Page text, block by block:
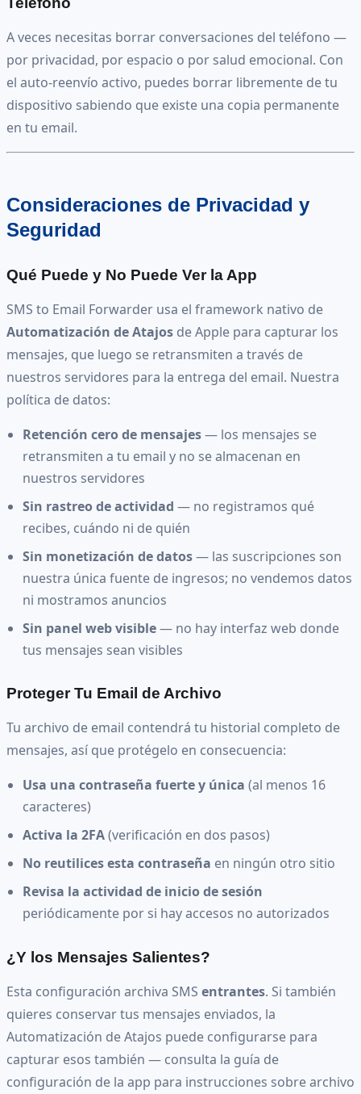
A veces necesitas borrar conversaciones del teléfono —
por privacidad, por espacio o por salud emocional. Con
el auto-reenvío activo, puedes borrar libremente de tu
dispositivo sabiendo que existe una copia permanente
en tu email.
Consideraciones de Privacidad y
Seguridad
Qué Puede y No Puede Ver la App
SMS to Email Forwarder usa el framework nativo de
Automatización de Atajos de Apple para capturar los
mensajes, que luego se retransmiten a través de
nuestros servidores para la entrega del email. Nuestra
política de datos:
Retención cero de mensajes— los mensajes se
retransmiten a tu email y no se almacenan en
nuestros servidores
Sin rastreo de actividad — no registramos qué
recibes, cuándo ni de quién
Sin monetización de datos— las suscripciones son
nuestra única fuente de ingresos; no vendemos datos
ni mostramos anuncios
Sin panel web visible— no hay interfaz web donde
tus mensajes sean visibles
Proteger Tu Email de Archivo
Tu archivo de email contendrá tu historial completo de
mensajes, así que protégelo en consecuencia:
Usa una contraseña fuerte y única (al menos 16
caracteres)
Activa la 2FA(verificación en dos pasos)
No reutilices esta contraseña en ningún otro sitio
Revisa la actividad de inicio de sesión
periódicamente por si hay accesos no autorizados
¿Y los Mensajes Salientes?
Esta configuración archiva SMS entrantes. Si también
quieres conservar tus mensajes enviados, la
Automatización de Atajos puede configurarse para
capturar esos también — consulta la guía de
configuración de la app para instrucciones sobre archivo